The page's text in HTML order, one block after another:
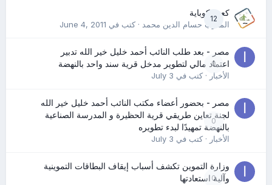
12
كعب كوباية
المدرب حسام الدين محمد· كتب في June 4, 2011
0
مصر - بعد طلب النائب أحمد خليل خير الله تدبير
اعتماد مالي لتطوير مدخل قرية سند واحد بالنهضة
الأخبار· كتب في July 3
0
مصر - بحضور أعضاء مكتب النائب أحمد خليل خير الله
لجنة تعاين طريقي قرية الحظيرة و المدرسة الصناعية
بالنهضة تمهيدًا لبدء تطويره
الأخبار· كتب في July 3
0
وزارة التموين تكشف أسباب إيقاف البطاقات التموينية
وآلية استعادتها